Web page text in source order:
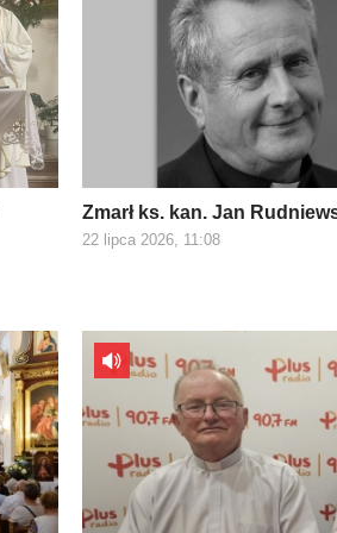
Zmarł ks. kan. Jan
22 lipca 2026, 11:08